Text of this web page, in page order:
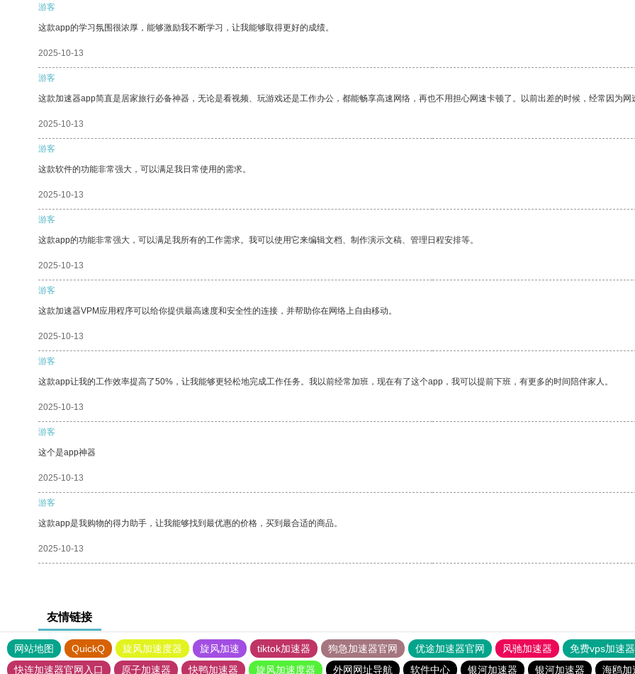
游客
这款app的学习氛围很浓厚，能够激励我不断学习，让我能够取得更好的成绩。
2025-10-13
游客
这款加速器app简直是居家旅行必备神器，无论是看视频、玩游戏还是工作办公，都能畅享高速网络，再也不用担心网速卡顿了。以前出差的时候，经常因为
2025-10-13
游客
这款软件的功能非常强大，可以满足我日常使用的需求。
2025-10-13
游客
这款app的功能非常强大，可以满足我所有的工作需求。我可以使用它来编辑文档、制作演示文稿、管理日程安排等。
2025-10-13
游客
这款加速器VPM应用程序可以给你提供最高速度和安全性的连接，并帮助你在网络上自由移动。
2025-10-13
游客
这款app让我的工作效率提高了50%，让我能够更轻松地完成工作任务。我以前经常加班，现在有了这个app，我可以提前下班，有更多的时间陪伴家人。
2025-10-13
游客
这个是app神器
2025-10-13
游客
这款app是我购物的得力助手，让我能够找到最优惠的价格，买到最合适的商品。
2025-10-13
友情链接
网站地图 QuickQ 旋风加速度器 旋风加速 tiktok加速器 狗急加速器官网 优途加速器官网 风驰加速器 免费vps加速
快连加速器官网入口
原子加速器 快鸭加速器 旋风加速度器 外网网址导航 软件中心 银河加速器 银河加速器 海鸥加